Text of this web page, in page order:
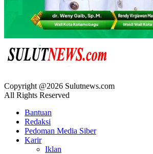
Copyright @2026 Sulutnews.com
All Rights Reserved
Bantuan
Redaksi
Pedoman Media Siber
Karir
Iklan